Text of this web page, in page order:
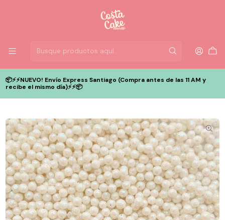
📦⚡️⚡️NUEVO! Envío Express Santiago (Compra antes de las 11 AM y
recibe el mismo día)⚡️⚡️📦